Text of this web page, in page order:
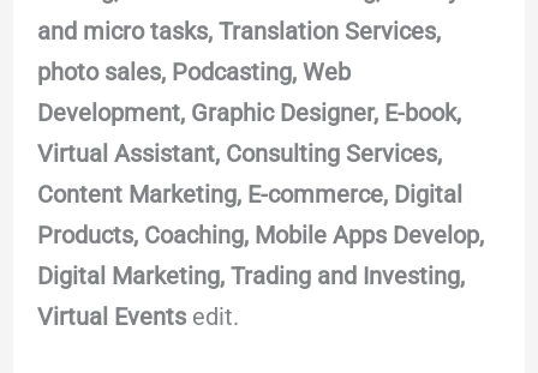
and micro tasks, Translation Services,
photo sales, Podcasting, Web
Development, Graphic Designer, E-book,
Virtual Assistant, Consulting Services,
Content Marketing, E-commerce, Digital
Products, Coaching, Mobile Apps Develop,
Digital Marketing, Trading and Investing,
Virtual Events edit.